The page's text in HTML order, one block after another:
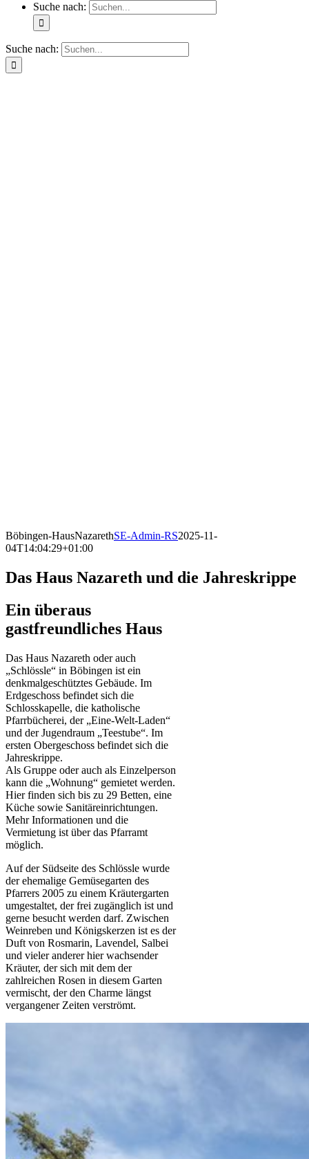
Suche nach:
Suche nach:
Böbingen-HausNazarethSE-Admin-RS2025-11-
04T14:04:29+01:00
Das Haus Nazareth und die Jahreskrippe
Ein überaus
gastfreundliches Haus
Das Haus Nazareth oder auch
„Schlössle“ in Böbingen ist ein
denkmalgeschütztes Gebäude. Im
Erdgeschoss befindet sich die
Schlosskapelle, die katholische
Pfarrbücherei, der „Eine-Welt-Laden“
und der Jugendraum „Teestube“. Im
ersten Obergeschoss befindet sich die
Jahreskrippe.
Als Gruppe oder auch als Einzelperson
kann die „Wohnung“ gemietet werden.
Hier finden sich bis zu 29 Betten, eine
Küche sowie Sanitäreinrichtungen.
Mehr Informationen und die
Vermietung ist über das Pfarramt
möglich.
Auf der Südseite des Schlössle wurde
der ehemalige Gemüsegarten des
Pfarrers 2005 zu einem Kräutergarten
umgestaltet, der frei zugänglich ist und
gerne besucht werden darf. Zwischen
Weinreben und Königskerzen ist es der
Duft von Rosmarin, Lavendel, Salbei
und vieler anderer hier wachsender
Kräuter, der sich mit dem der
zahlreichen Rosen in diesem Garten
vermischt, der den Charme längst
vergangener Zeiten verströmt.